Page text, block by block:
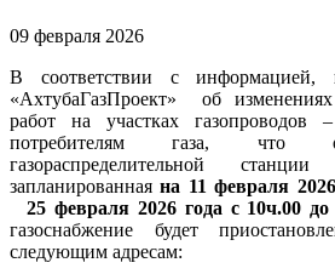
09 февраля 2026
В соответствии с
«АхтубаГазПроект» об
работ на участках
потребителям газа, что
газораспределительной
запланированнаяна 11 февраля
25 февраля 2026 года с 10ч.00 до
газоснабжение будет
следующим адресам: